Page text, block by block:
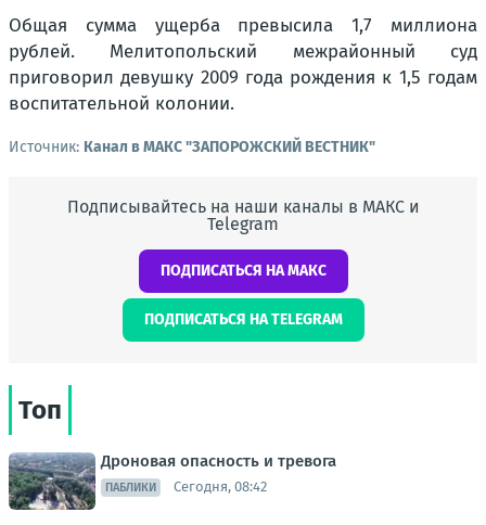
Общая сумма ущерба превысила 1,7 миллиона
рублей. Мелитопольский межрайонный суд
приговорил девушку 2009 года рождения к 1,5 годам
воспитательной колонии.
Источник: Канал в МАКС "ЗАПОРОЖСКИЙ ВЕСТНИК"
Подписывайтесь на наши каналы в МАКС и
Telegram
ПОДПИСАТЬСЯ НА МАКС
ПОДПИСАТЬСЯ НА TELEGRAM
Топ
Дроновая опасность и тревога
ПАБЛИКИ Сегодня, 08:42